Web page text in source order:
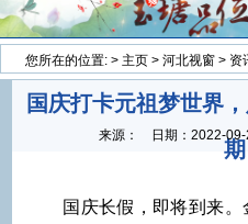
您所在的位置: > 主页 > 河北视窗 > 资
国庆打卡元祖梦世界
期
来源： 日期： 2022-
国庆长假，即将到来。